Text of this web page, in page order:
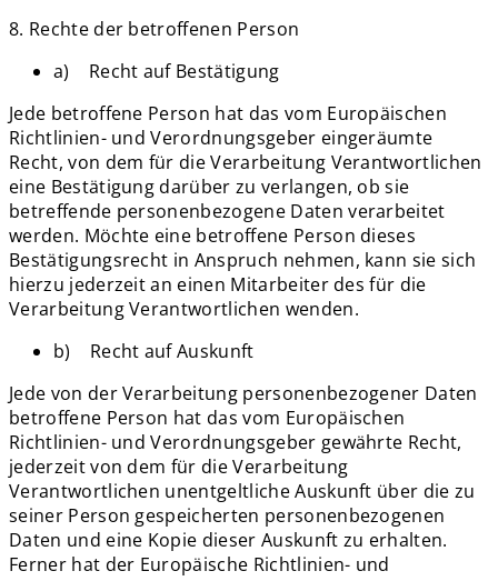
8. Rechte der betroffenen Person
a) Recht auf Bestätigung
Jede betroffene Person hat das vom Europäischen
Richtlinien- und Verordnungsgeber eingeräumte
Recht, von dem für die Verarbeitung Verantwortlichen
eine Bestätigung darüber zu verlangen, ob sie
betreffende personenbezogene Daten verarbeitet
werden. Möchte eine betroffene Person dieses
Bestätigungsrecht in Anspruch nehmen, kann sie sich
hierzu jederzeit an einen Mitarbeiter des für die
Verarbeitung Verantwortlichen wenden.
b) Recht auf Auskunft
Jede von der Verarbeitung personenbezogener Daten
betroffene Person hat das vom Europäischen
Richtlinien- und Verordnungsgeber gewährte Recht,
jederzeit von dem für die Verarbeitung
Verantwortlichen unentgeltliche Auskunft über die zu
seiner Person gespeicherten personenbezogenen
Daten und eine Kopie dieser Auskunft zu erhalten.
Ferner hat der Europäische Richtlinien- und